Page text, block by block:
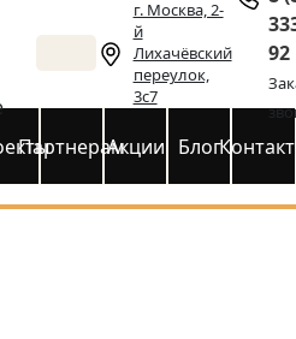
г. Москва, 2-
й
Лихачёвский
переулок,
3с7
92
ПартнерамАкции Блог